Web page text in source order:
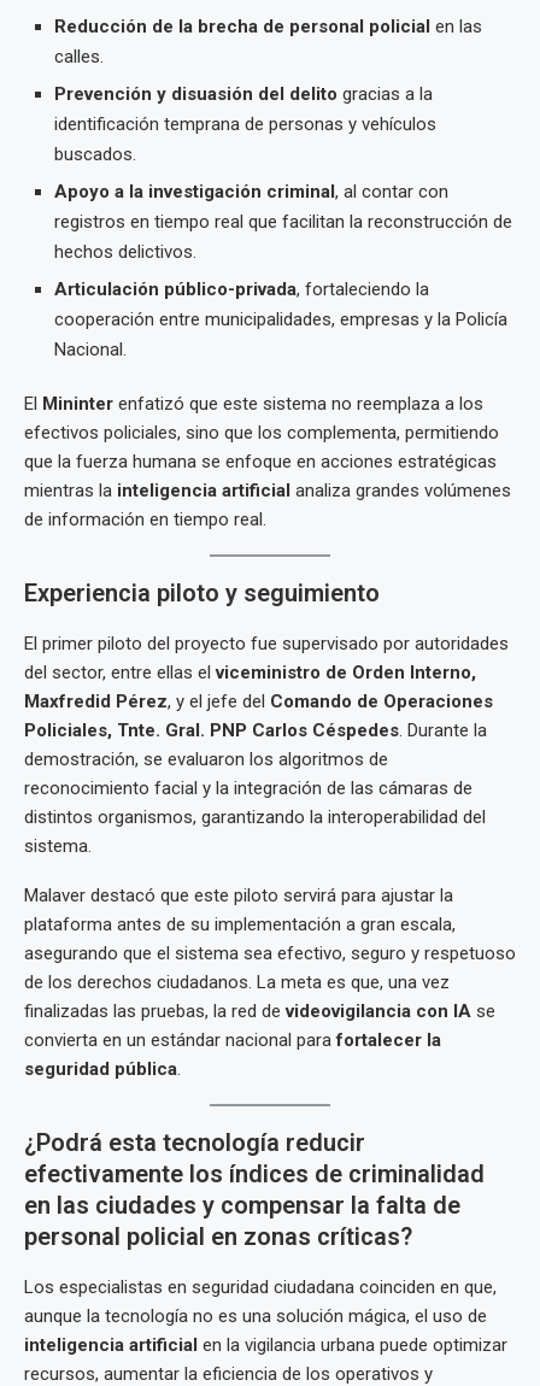
Reducción de la brecha de personal policial en las
calles.
Prevención y disuasión del delito gracias a la
identificación temprana de personas y vehículos
buscados.
Apoyo a la investigación criminal, al contar con
registros en tiempo real que facilitan la reconstrucción de
hechos delictivos.
Articulación público-privada, fortaleciendo la
cooperación entre municipalidades, empresas y la Policía
Nacional.
El Mininter enfatizó que este sistema no reemplaza a los
efectivos policiales, sino que los complementa, permitiendo
que la fuerza humana se enfoque en acciones estratégicas
mientras la inteligencia artificial analiza grandes volúmenes
de información en tiempo real.
Experiencia piloto y seguimiento
El primer piloto del proyecto fue supervisado por autoridades
del sector, entre ellas elviceministro de Orden Interno,
Maxfredid Pérez, y el jefe del Comando de Operaciones
Policiales, Tnte. Gral. PNP Carlos Céspedes. Durante la
demostración, se evaluaron los algoritmos de
reconocimiento facial y la integración de las cámaras de
distintos organismos, garantizando la interoperabilidad del
sistema.
Malaver destacó que este piloto servirá para ajustar la
plataforma antes de su implementación a gran escala,
asegurando que el sistema sea efectivo, seguro y respetuoso
de los derechos ciudadanos. La meta es que, una vez
finalizadas las pruebas, la red devideovigilancia con IA se
convierta en un estándar nacional parafortalecer la
seguridad pública.
¿Podrá esta tecnología reducir
efectivamente los índices de criminalidad
en las ciudades y compensar la falta de
personal policial en zonas críticas?
Los especialistas en seguridad ciudadana coinciden en que,
aunque la tecnología no es una solución mágica, el uso de
inteligencia artificial en la vigilancia urbana puede optimizar
recursos, aumentar la eficiencia de los operativos y